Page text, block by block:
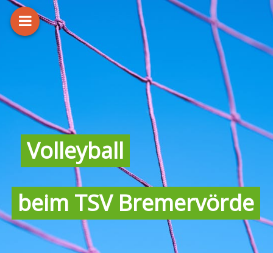
Volleyball
beim TSV Bremervörde